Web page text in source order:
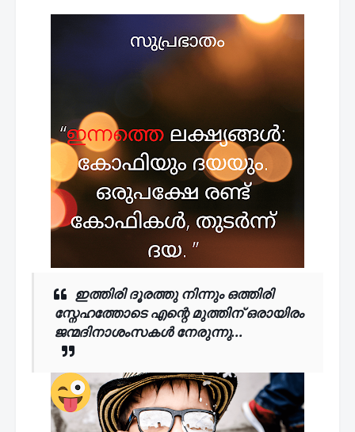
ഇത്തിരി ദൂരത്തു നിന്നും ഒത്തിരി
സ്നേഹത്തോടെ എന്റെ മുത്തിന് ഒരായിരം
ജന്മദിനാശംസകൾ നേരുന്നു...